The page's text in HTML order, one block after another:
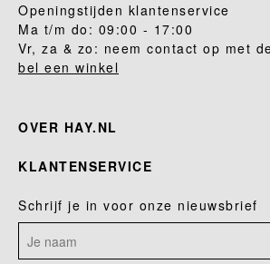
Openingstijden klantenservice
Ma t/m do: 09:00 - 17:00
Vr, za & zo: neem contact op met
bel een winkel
OVER HAY.NL
KLANTENSERVICE
Schrijf je in voor onze nieuwsbrief